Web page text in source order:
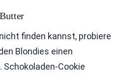
finden kannst, probiere
Blondies einen
Cookie